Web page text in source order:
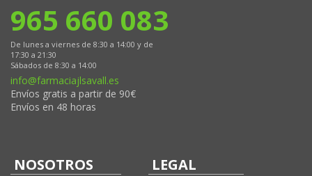
965 660 083
De lunes a viernes de 8:30 a 14:00 y de
17:30 a 21:30
Sábados de 8:30 a 14:00
info@farmaciajlsavall.es
Envíos gratis a partir de 90€
Envíos en 48 horas
NOSOTROS LEGAL